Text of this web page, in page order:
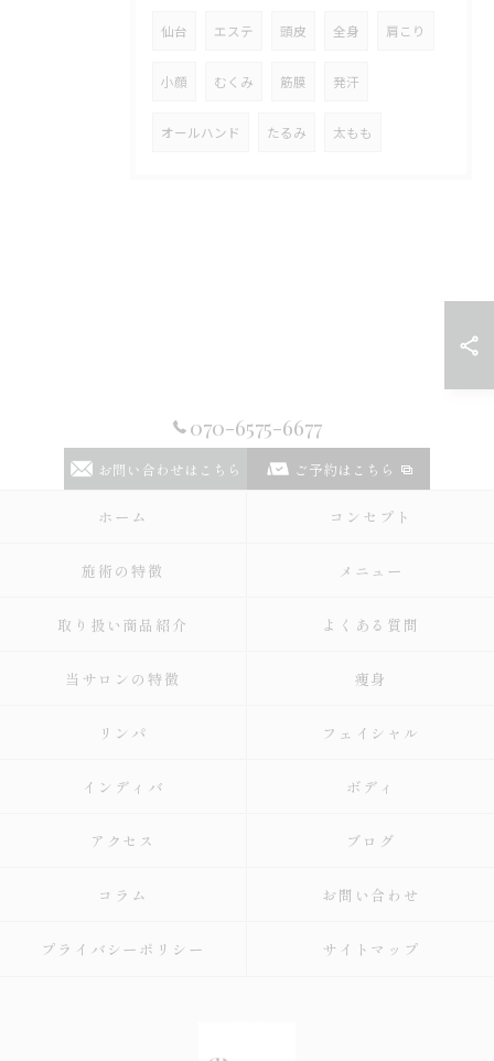
仙台 エステ 頭皮 全身 肩こり
小顔 むくみ 筋膜 発汗
オールハンド たるみ 太もも
070-6575-6677
お問い合わせはこちら ご予約はこちら
ホーム コンセプト
施術の特徴 メニュー
取り扱い商品紹介 よくある質問
当サロンの特徴 痩身
リンパ フェイシャル
インディバ ボディ
アクセス ブログ
コラム お問い合わせ
プライバシーポリシー サイトマップ